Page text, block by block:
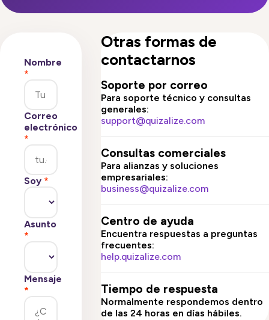
Nombre
*
Correo
electrónico
*
Soy *
Asunto
*
Mensaje
*
Otras formas de
contactarnos
Soporte por correo
Para soporte técnico y consultas
generales:
support@quizalize.com
Consultas comerciales
Para alianzas y soluciones
empresariales:
business@quizalize.com
Centro de ayuda
Encuentra respuestas a preguntas
frecuentes:
help.quizalize.com
Tiempo de respuesta
Normalmente respondemos dentro
de las 24 horas en días hábiles.